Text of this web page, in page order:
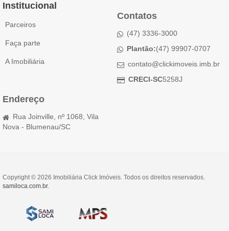
Institucional
Parceiros
Faça parte
A Imobiliária
Contatos
(47) 3336-3000
Plantão:(47) 99907-0707
contato@clickimoveis.imb.br
CRECI-SC5258J
Endereço
Rua Joinville, nº 1068, Vila
Nova - Blumenau/SC
Copyright © 2026 Imobiliária Click Imóveis. Todos os direitos reservados.
samiloca.com.br.